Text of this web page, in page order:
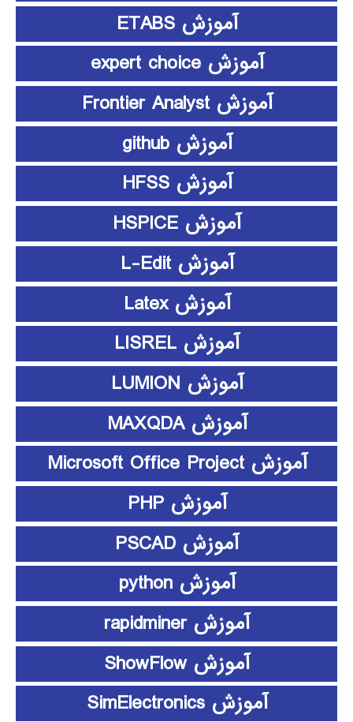
آموزش ETABS
آموزش expert choice
آموزش Frontier Analyst
آموزش github
آموزش HFSS
آموزش HSPICE
آموزش L-Edit
آموزش Latex
آموزش LISREL
آموزش LUMION
آموزش MAXQDA
آموزش Microsoft Office Project
آموزش PHP
آموزش PSCAD
آموزش python
آموزش rapidminer
آموزش ShowFlow
آموزش SimElectronics